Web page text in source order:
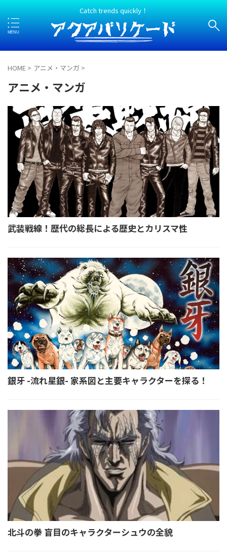
Catch trends quickly！
HOME > アニメ・マンガ >
アニメ・マンガ
武装戦線！歴代の総長による歴史とカリスマ性
銀牙 -流れ星銀- 家系図と主要キャラクターを探る！
北斗の拳 盲目のキャラクターシュウの全貌